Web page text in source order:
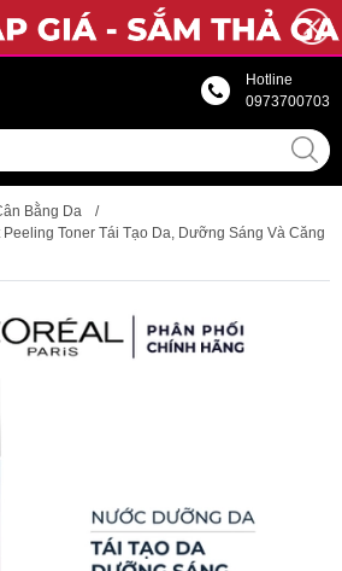
Hotline
0973700703
Bằng Da
/
Toner Tái Tạo Da, Dưỡng Sáng Và Căng